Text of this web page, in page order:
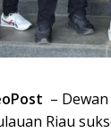
–
Riau